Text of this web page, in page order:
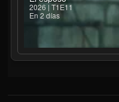
2026 | T1E11
En 2 días